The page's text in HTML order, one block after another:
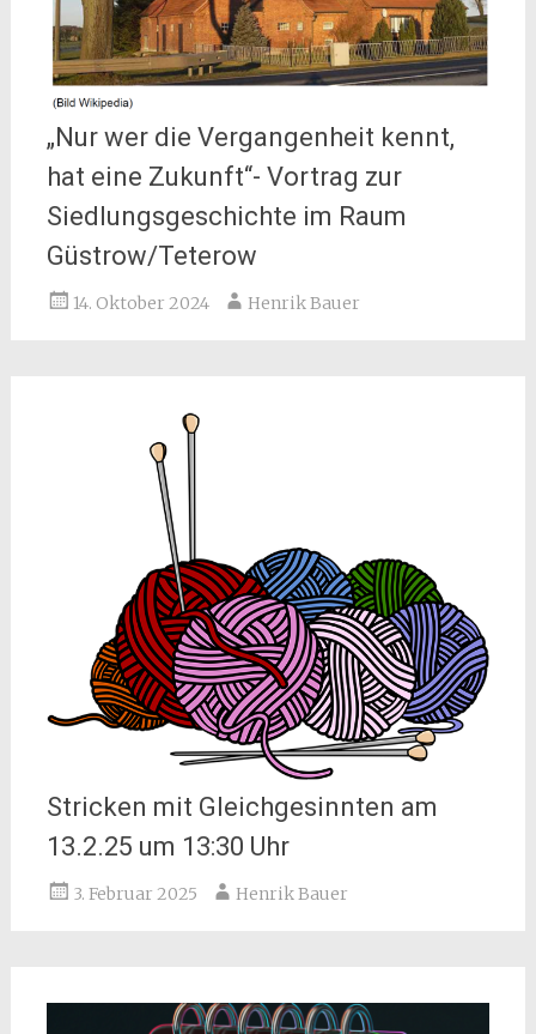
„Nur wer die Vergangenheit kennt,
hat eine Zukunft“- Vortrag zur
Siedlungsgeschichte im Raum
Güstrow/Teterow
14. Oktober 2024 Henrik Bauer
Stricken mit Gleichgesinnten am
13.2.25 um 13:30 Uhr
3. Februar 2025 Henrik Bauer